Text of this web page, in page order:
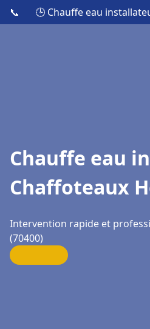
📞 🕒 Chauffe eau
Chauffe eau
Chaffoteaux
Intervention rapide et
(70400)